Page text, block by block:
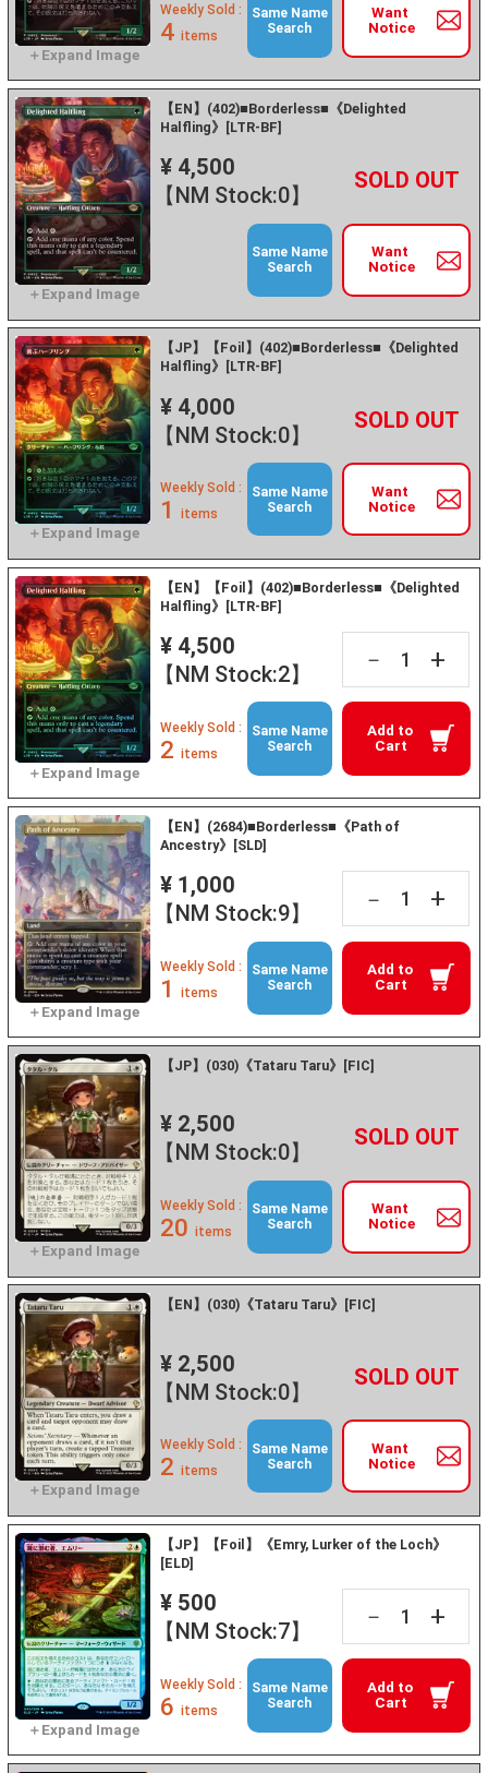
Want
Notice
Weekly Sold :
4 items
Same Name
Search
【EN】(402)■Borderless■《Delighted
Halfling》[LTR-BF]
¥ 4,500
【NM Stock:0】
－ +
Want
Notice
Same Name
Search
【JP】【Foil】(402)■Borderless■《Delighted
Halfling》[LTR-BF]
¥ 4,000
【NM Stock:0】
－ +
Want
Notice
Weekly Sold :
1 items
Same Name
Search
【EN】【Foil】(402)■Borderless■《Delighted
Halfling》[LTR-BF]
¥ 4,500
【NM Stock:2】
－ +
Add to
Cart
Weekly Sold :
2 items
Same Name
Search
【EN】(2684)■Borderless■《Path of
Ancestry》[SLD]
¥ 1,000
【NM Stock:9】
－ +
Add to
Cart
Weekly Sold :
1 items
Same Name
Search
【JP】(030)《Tataru Taru》[FIC]
¥ 2,500
【NM Stock:0】
－ +
Want
Notice
Weekly Sold :
20 items
Same Name
Search
【EN】(030)《Tataru Taru》[FIC]
¥ 2,500
【NM Stock:0】
－ +
Want
Notice
Weekly Sold :
2 items
Same Name
Search
【JP】【Foil】《Emry, Lurker of the Loch》
[ELD]
¥ 500
【NM Stock:7】
－ +
Add to
Cart
Weekly Sold :
6 items
Same Name
Search